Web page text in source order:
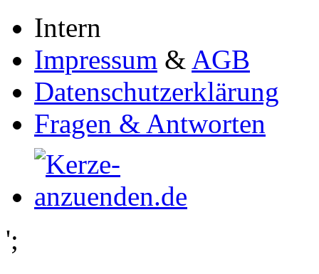
Intern
Impressum & AGB
Datenschutzerklärung
Fragen & Antworten
';